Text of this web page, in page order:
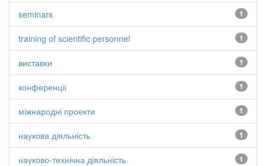
1
seminars
1
training of scientific personnel
1
виставки
1
конференції
1
міжнародні проекти
1
наукова діяльність
1
науково-технічна діяльність